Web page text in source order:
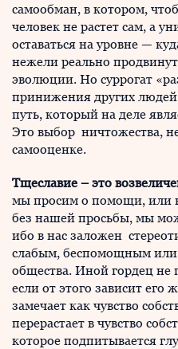
самообман, в котором,
человек не растет сам, а
оставаться на уровне —
нежели реально
эволюции. Но суррогат
принижения других
путь, который на деле
Это выбор ничтожества,
самооценке.
Тщеславие – это
мы просим о помощи, или
без нашей просьбы, мы
ибо в нас заложен
слабым, беспомощным
общества. Иной гордец
если от этого зависит его
замечает как чувство
перерастает в чувство
которое подпитывается